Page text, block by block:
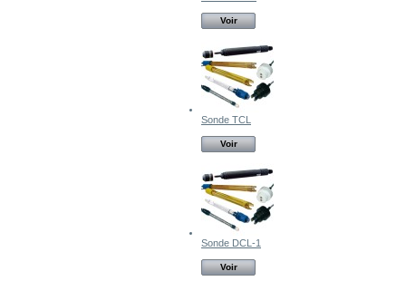
Voir
Sonde TCL
Voir
Sonde DCL-1
Voir